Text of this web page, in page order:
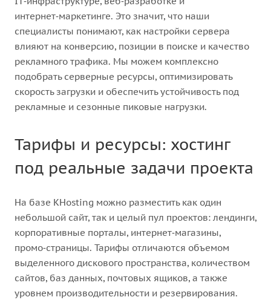
интернет‑маркетинге. Это значит, что наши
специалисты понимают, как настройки сервера
влияют на конверсию, позиции в поиске и качество
рекламного трафика. Мы можем комплексно
подобрать серверные ресурсы, оптимизировать
скорость загрузки и обеспечить устойчивость под
рекламные и сезонные пиковые нагрузки.
Тарифы и ресурсы: хостинг
под реальные задачи проекта
На базе KHosting можно разместить как один
небольшой сайт, так и целый пул проектов: лендинги,
корпоративные порталы, интернет‑магазины,
промо‑страницы. Тарифы отличаются объемом
выделенного дискового пространства, количеством
сайтов, баз данных, почтовых ящиков, а также
уровнем производительности и резервирования.